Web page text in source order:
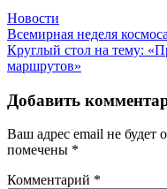
Новости
Навигация
по
Всемирная неделя
Круглый стол на тему:
маршрутов»
Добавить
Ваш адрес email не будет
помечены *
Комментарий *